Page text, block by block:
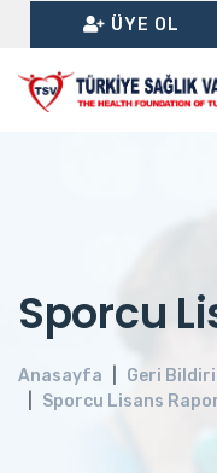
ÜYE OL
Sporcu
Anasayfa Geri
Sporcu Lisans